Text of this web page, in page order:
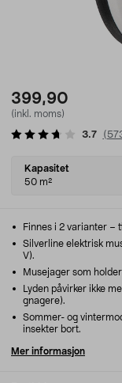
399,90
(inkl. moms)
3.7 (
Select
variant
Kapasitet
50 m²
Finnes i 2 varianter –
Silverline elektrisk
V).
Musejager som
Lyden påvirker ikke
gnagere).
Sommer- og
insekter bort.
Mer informasjon